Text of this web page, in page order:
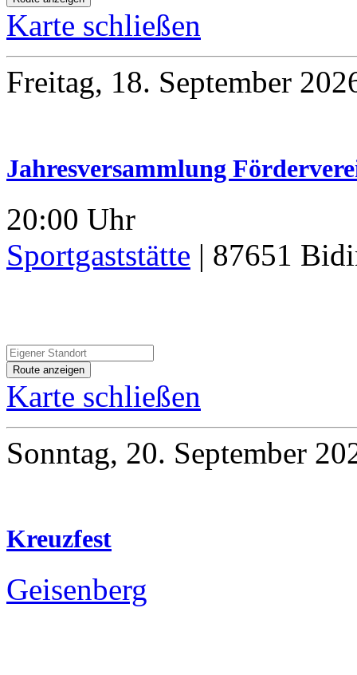
Karte schließen
Freitag, 18. September
Jahresversammlung
20:00 Uhr
Sportgaststätte | 87651
Karte schließen
Sonntag, 20. September
Kreuzfest
Geisenberg